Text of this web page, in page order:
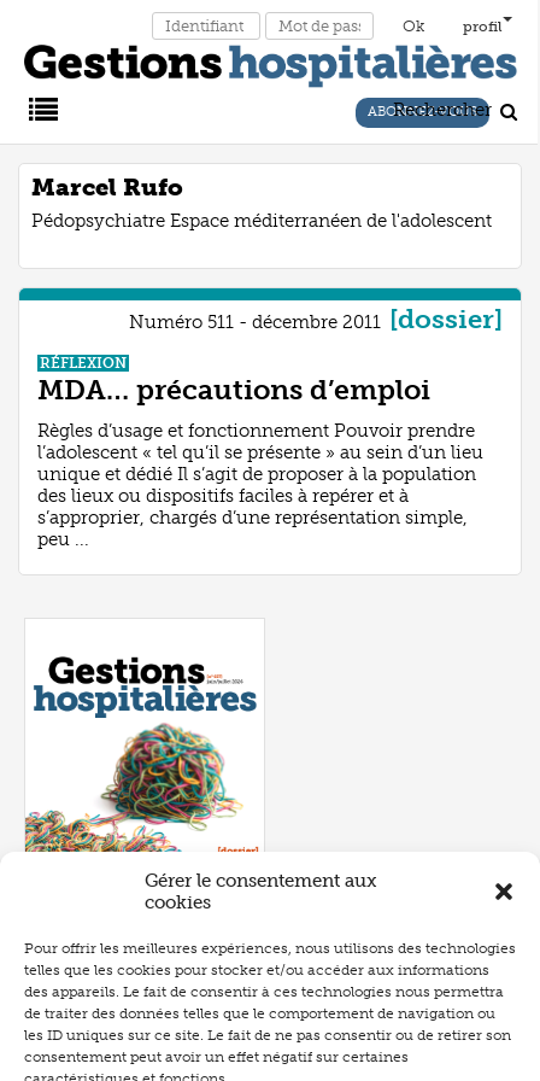
Gérer le consentement aux
cookies
Pour offrir les meilleures expériences, nous utilisons des technologies
telles que les cookies pour stocker et/ou accéder aux informations
des appareils. Le fait de consentir à ces technologies nous permettra
de traiter des données telles que le comportement de navigation ou
les ID uniques sur ce site. Le fait de ne pas consentir ou de retirer son
consentement peut avoir un effet négatif sur certaines
profil
Main
Menu
ABONNEZ-VOUS
Rechercher
Marcel Rufo
Pédopsychiatre Espace méditerranéen de l'adolescent
Numéro 511 - décembre 2011 [dossier]
RÉFLEXION
MDA… précautions d’emploi
Règles d’usage et fonctionnement Pouvoir prendre
l’adolescent « tel qu’il se présente » au sein d’un lieu
unique et dédié Il s’agit de proposer à la population
des lieux ou dispositifs faciles à repérer et à
s’approprier, chargés d’une représentation simple,
peu ...
Numéro 657- juin 2026